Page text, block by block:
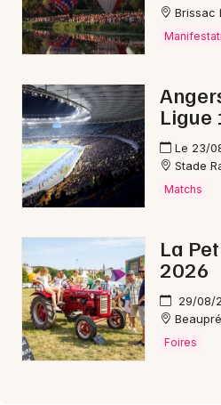
Brissac
Ligue
Le 23/
Stade
Matchs
La
2026
29/08/
Foires